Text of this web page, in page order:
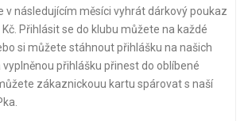
v následujícím měsíci vyhrát dárkový poukaz
Přihlásit se do klubu můžete na každé
si můžete stáhnout přihlášku na našich
vyplněnou přihlášku přinest do oblíbené
zákaznickouu kartu spárovat s naší